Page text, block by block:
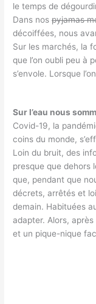
le temps de
Dans nospyjamas
décoiffées, nous
Sur les marchés, la
que l’on oubli peu à
s’envole. Lorsque
Sur l’eau nous
Covid-19, la
coins du monde,
Loin du bruit, des
presque que dehors
que, pendant que
décrets, arrêtés et
demain. Habituées
adapter. Alors,
et un pique-nique